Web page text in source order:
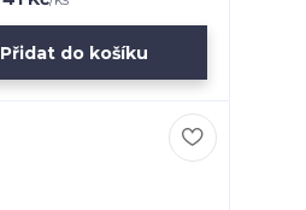
Přidat do košíku